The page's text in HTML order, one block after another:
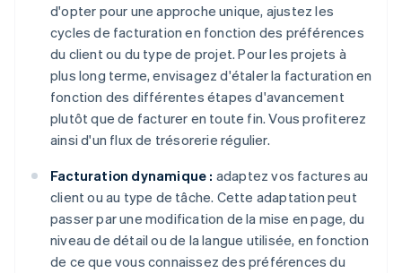
d'opter pour une approche unique, ajustez les
cycles de facturation en fonction des préférences
du client ou du type de projet. Pour les projets à
plus long terme, envisagez d'étaler la facturation en
fonction des différentes étapes d'avancement
plutôt que de facturer en toute fin. Vous profiterez
ainsi d'un flux de trésorerie régulier.
Facturation dynamique : adaptez vos factures au
client ou au type de tâche. Cette adaptation peut
passer par une modification de la mise en page, du
niveau de détail ou de la langue utilisée, en fonction
de ce que vous connaissez des préférences du